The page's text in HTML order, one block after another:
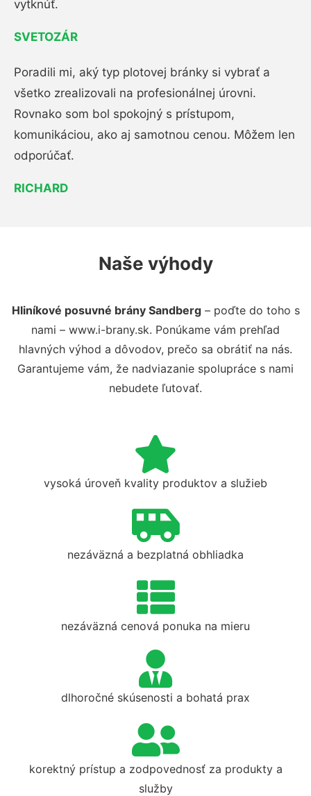
vytknúť.
SVETOZÁR
Poradili mi, aký typ plotovej bránky si vybrať a
všetko zrealizovali na profesionálnej úrovni.
Rovnako som bol spokojný s prístupom,
komunikáciou, ako aj samotnou cenou. Môžem len
odporúčať.
RICHARD
Naše výhody
Hliníkové posuvné brány Sandberg– poďte do toho s
nami – www.i-brany.sk. Ponúkame vám prehľad
hlavných výhod a dôvodov, prečo sa obrátiť na nás.
Garantujeme vám, že nadviazanie spolupráce s nami
nebudete ľutovať.
vysoká úroveň kvality produktov a služieb
nezáväzná a bezplatná obhliadka
nezáväzná cenová ponuka na mieru
dlhoročné skúsenosti a bohatá prax
korektný prístup a zodpovednosť za produkty a
služby